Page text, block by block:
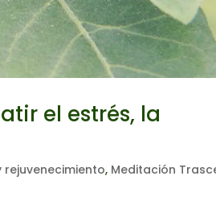
el estrés, la
rejuvenecimiento, Meditación